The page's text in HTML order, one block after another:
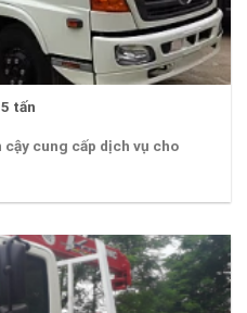
tấn
cung cấp dịch vụ cho